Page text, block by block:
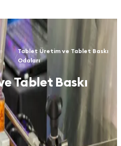
Geçin
/
Tablet Üretim ve Tablet Baskı
Odaları
Tablet Baskı